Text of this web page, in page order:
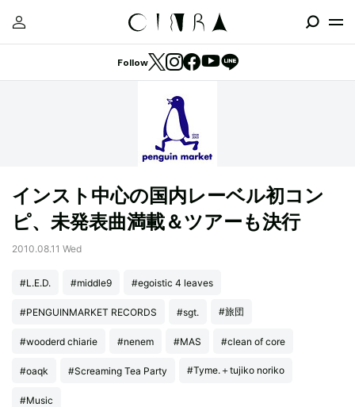
Follow
インスト中心の国内レーベル初コン
ピ、未発表曲満載＆ツアーも決行
2010.08.11 Wed
#L.E.D. #middle9 #egoistic 4 leaves
#PENGUINMARKET RECORDS #sgt. #旅団
#wooderd chiarie #nenem #MAS #clean of core
#oaqk #Screaming Tea Party #Tyme.＋tujiko noriko
#Music